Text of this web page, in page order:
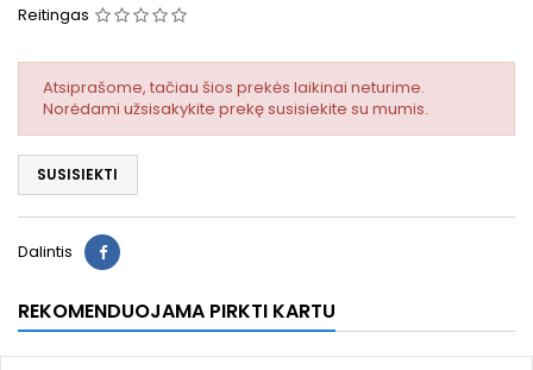
Reitingas
Atsiprašome, tačiau šios prekės laikinai neturime.
Norėdami užsisakykite prekę susisiekite su mumis.
SUSISIEKTI
Dalintis
REKOMENDUOJAMA PIRKTI KARTU